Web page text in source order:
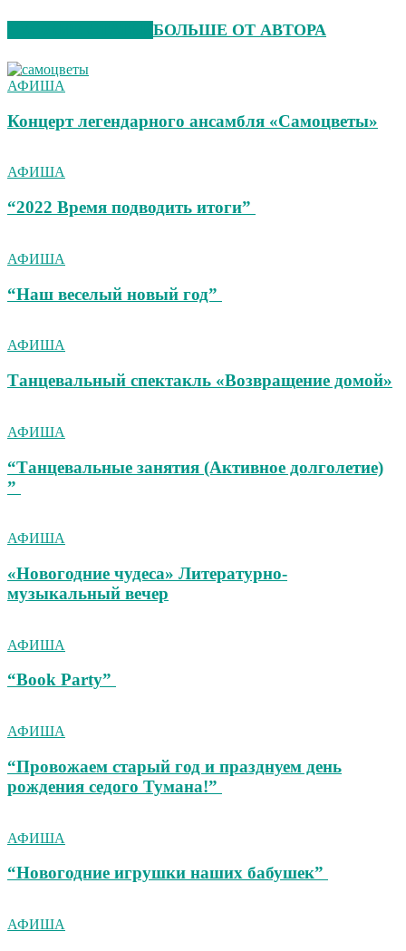
БОЛЬШЕ ОТ АВТОРА
АФИША
Концерт легендарного ансамбля «Самоцветы»
АФИША
“2022 Время подводить итоги”
АФИША
“Наш веселый новый год”
АФИША
Танцевальный спектакль «Возвращение домой»
АФИША
“Танцевальные занятия (Активное долголетие)
”
АФИША
«Новогодние чудеса» Литературно-
музыкальный вечер
АФИША
“Book Party”
АФИША
“Провожаем старый год и празднуем день
рождения седого Тумана!”
АФИША
“Новогодние игрушки наших бабушек”
АФИША